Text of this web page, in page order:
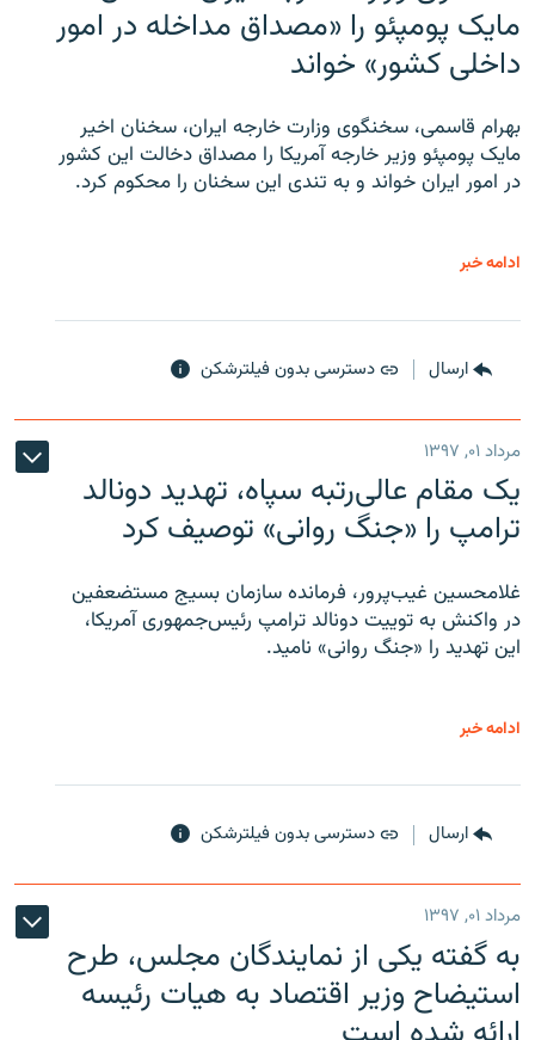
مایک پومپئو را «مصداق مداخله در امور
داخلی کشور» خواند
بهرام قاسمی، سخنگوی وزارت خارجه ایران، سخنان اخیر
مایک پومپئو وزیر خارجه آمریکا را مصداق دخالت این کشور
در امور ایران خواند و به تندی این سخنان را محکوم کرد.
ادامه خبر
ارسال دسترسی بدون فیلترشکن
مرداد ۰۱, ۱۳۹۷
یک مقام عالی‌رتبه سپاه، تهدید دونالد
ترامپ را «جنگ روانی» توصیف کرد
غلامحسین غیب‌پرور، فرمانده سازمان بسیج مستضعفین
در واکنش به توییت دونالد ترامپ رئیس‌جمهوری آمریکا،
این تهدید را «جنگ روانی» نامید.
ادامه خبر
ارسال دسترسی بدون فیلترشکن
مرداد ۰۱, ۱۳۹۷
به گفته یکی از نمایندگان مجلس، طرح
استیضاح وزیر اقتصاد به هیات رئیسه